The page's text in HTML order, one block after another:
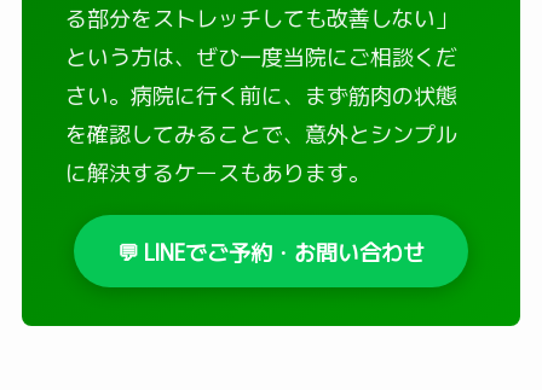
る部分をストレッチしても改善しない」
という方は、ぜひ一度当院にご相談くだ
さい。病院に行く前に、まず筋肉の状態
を確認してみることで、意外とシンプル
に解決するケースもあります。
💬 LINEでご予約・お問い合わせ